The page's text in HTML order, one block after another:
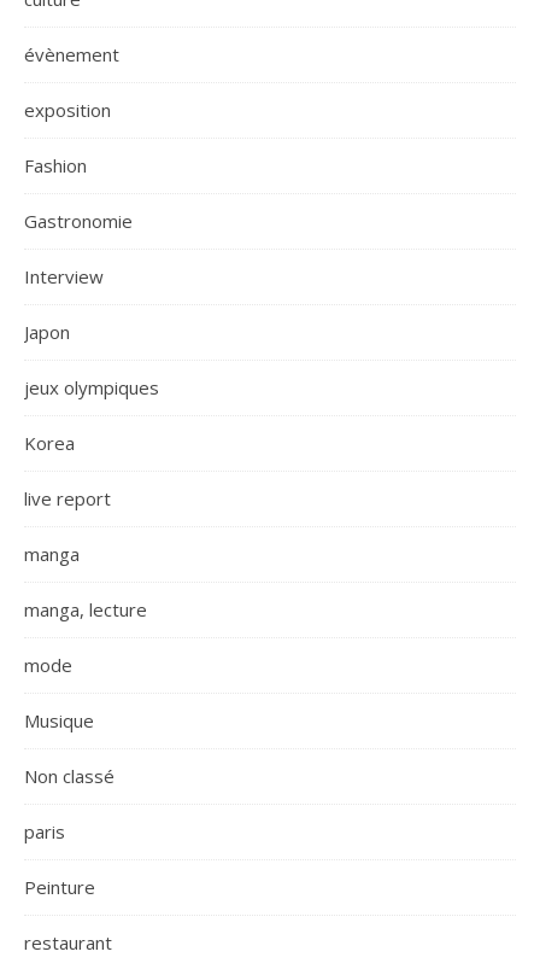
évènement
exposition
Fashion
Gastronomie
Interview
Japon
jeux olympiques
Korea
live report
manga
manga, lecture
mode
Musique
Non classé
paris
Peinture
restaurant